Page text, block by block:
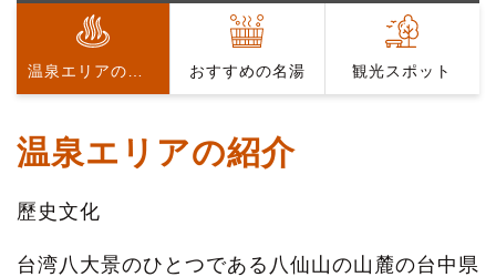
おすすめの名湯 観光スポット
温泉エリアの紹介
歷史文化
台湾八大景のひとつである八仙山の山麓の台中県